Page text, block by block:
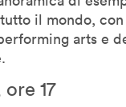
il mondo,
arts e
17